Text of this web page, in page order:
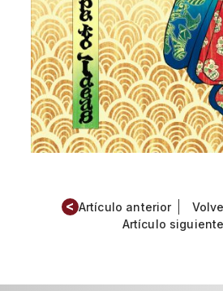
< Artículo anterior
Artículo